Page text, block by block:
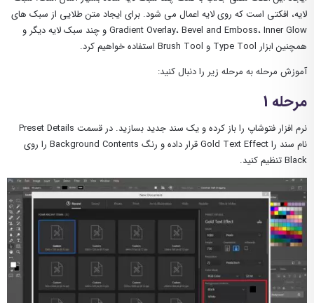
لایه، افکتی است که روی لایه اعمال می شود. برای ایجاد متن طلایی از سبک های
Gradient Overlay، Bevel and Emboss، Inner Glow و چند سبک لایه دیگر و
همچنین ابزار Type Tool و Brush Tool استفاده خواهیم کرد.
آموزش مرحله به مرحله زیر را دنبال کنید:
مرحله 1
نرم افزار فتوشاپ را باز کرده و یک سند جدید بسازید. در قسمت Preset Details
نام سند را Gold Text Effect قرار داده و رنگ Background Contents را روی
Black تنظیم کنید.